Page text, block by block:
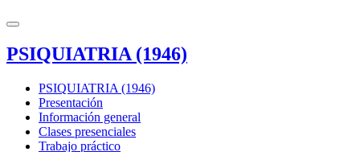
PSIQUIATRIA (1946)
PSIQUIATRIA (1946)
Presentación
Información general
Clases presenciales
Trabajo práctico